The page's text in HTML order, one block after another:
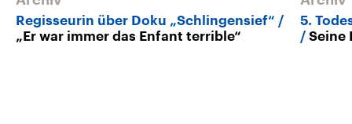
Regisseurin über Doku „Schlingensief“
„Er war immer das Enfant terrible“
5.
Seine